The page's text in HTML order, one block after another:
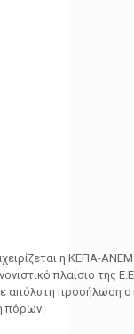
η ΚΕΠΑ-
πλαίσιο της
απόλυτη προσήλωση
πόρων.